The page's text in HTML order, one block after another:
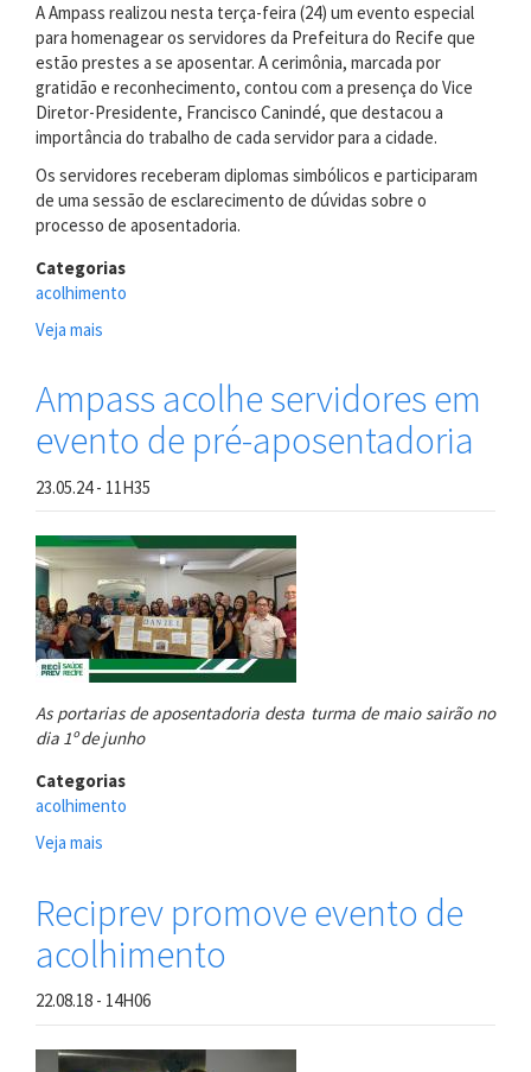
A Ampass realizou nesta terça-feira (24) um evento especial
para homenagear os servidores da Prefeitura do Recife que
estão prestes a se aposentar. A cerimônia, marcada por
gratidão e reconhecimento, contou com a presença do Vice
Diretor-Presidente, Francisco Canindé, que destacou a
importância do trabalho de cada servidor para a cidade.
Os servidores receberam diplomas simbólicos e participaram
de uma sessão de esclarecimento de dúvidas sobre o
processo de aposentadoria.
Categorias
acolhimento
Veja mais
trajetória
de
servidores
em
pré-
aposentadoria
Ampass acolhe servidores em
evento de pré-aposentadoria
23.05.24 - 11H35
As portarias de aposentadoria desta turma de maio sairão no
dia 1º de junho
Categorias
acolhimento
Veja mais
servidores
em
evento
de
Reciprev promove evento de
acolhimento
22.08.18 - 14H06